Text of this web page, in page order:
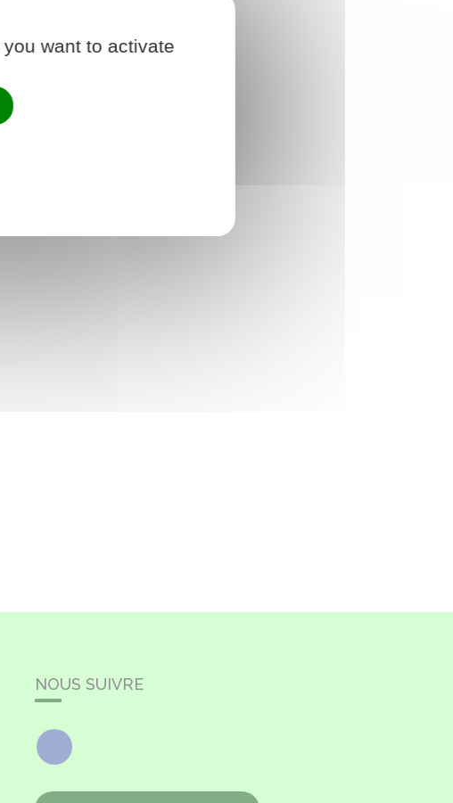
NOUS SUIVRE
Facebook
want to activate